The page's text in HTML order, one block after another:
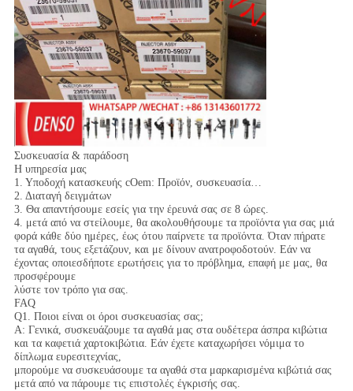
Συσκευασία & παράδοση
Η υπηρεσία μας
1. Υποδοχή κατασκευής cOem: Προϊόν, συσκευασία…
2. Διαταγή δειγμάτων
3. Θα απαντήσουμε εσείς για την έρευνά σας σε 8 ώρες.
4. μετά από να στείλουμε, θα ακολουθήσουμε τα προϊόντα για σας μιά
φορά κάθε δύο ημέρες, έως ότου παίρνετε τα προϊόντα. Όταν πήρατε
τα αγαθά, τους εξετάζουν, και με δίνουν ανατροφοδοτούν. Εάν να
έχοντας οποιεσδήποτε ερωτήσεις για το πρόβλημα, επαφή με μας, θα
προσφέρουμε
λύστε τον τρόπο για σας.
FAQ
Q1. Ποιοι είναι οι όροι συσκευασίας σας;
Α: Γενικά, συσκευάζουμε τα αγαθά μας στα ουδέτερα άσπρα κιβώτια
και τα καφετιά χαρτοκιβώτια. Εάν έχετε καταχωρήσει νόμιμα το
δίπλωμα ευρεσιτεχνίας,
μπορούμε να συσκευάσουμε τα αγαθά στα μαρκαρισμένα κιβώτιά σας
μετά από να πάρουμε τις επιστολές έγκρισής σας.